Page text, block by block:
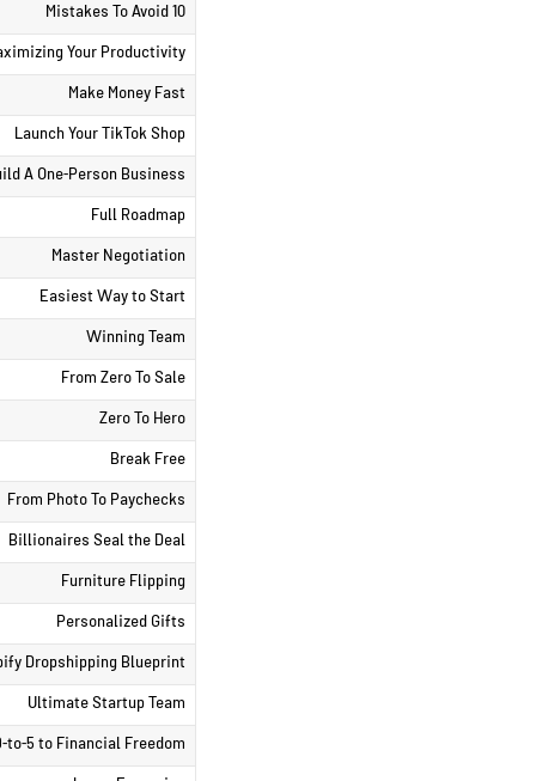
10 Mistakes To Avoid
Your Productivity
Make Money Fast
Launch Your TikTok Shop
A One-Person Business
Full Roadmap
Master Negotiation
Easiest Way to Start
Winning Team
From Zero To Sale
Zero To Hero
Break Free
From Photo To Paychecks
Billionaires Seal the Deal
Furniture Flipping
Personalized Gifts
Dropshipping Blueprint
Ultimate Startup Team
to-5 to Financial Freedom